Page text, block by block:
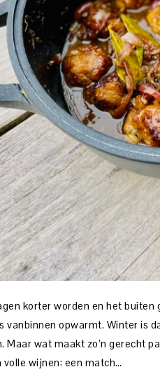
korter worden en het
vanbinnen opwarmt. Winter is
Maar wat maakt zo’n gerecht
wijnen: een match…